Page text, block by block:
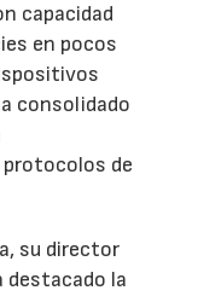
capacidad
en pocos
consolidado
de
su director
destacado la